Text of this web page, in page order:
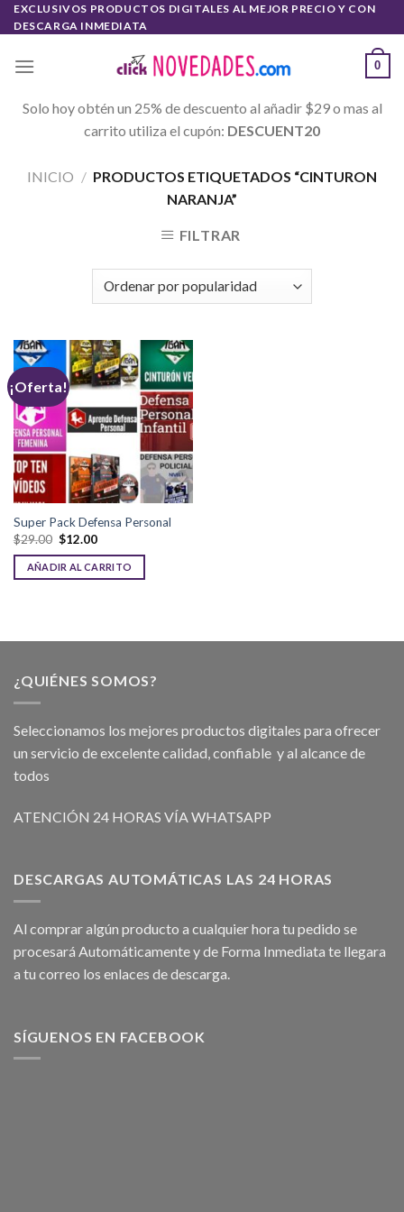
Skip
to
EXCLUSIVOS PRODUCTOS DIGITALES AL MEJOR PRECIO Y CON
DESCARGA INMEDIATA
0
Solo hoy obtén un 25% de descuento al añadir $29 o mas al
carrito utiliza el cupón: DESCUENT20
INICIO / PRODUCTOS ETIQUETADOS “CINTURON
NARANJA”
FILTRAR
¡Oferta!
Super Pack Defensa Personal
$29.00 $12.00
AÑADIR AL CARRITO
¿QUIÉNES SOMOS?
Seleccionamos los mejores productos digitales para ofrecer
un servicio de excelente calidad, confiable y al alcance de
todos
ATENCIÓN 24 HORAS VÍA WHATSAPP
DESCARGAS AUTOMÁTICAS LAS 24 HORAS
Al comprar algún producto a cualquier hora tu pedido se
procesará Automáticamente y de Forma Inmediata te llegara
a tu correo los enlaces de descarga.
SÍGUENOS EN FACEBOOK